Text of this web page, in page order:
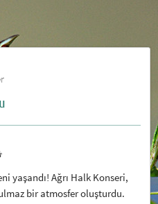
yaşandı! Ağrı Halk Konseri,
bir atmosfer oluşturdu.